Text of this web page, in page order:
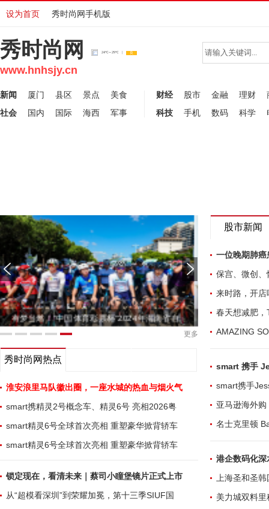
设为首页 秀时尚网手机版
秀时尚网
www.hnhsjy.cn
新闻 厦门 县区 景点
美食
社会
国内 国际 海西 军事
财经 股市 金融 理财
科技
手机 数码 科学
“高管说消保”—中国人寿财险青岛市分 公司 浪你马淮
更多
秀时尚网热点
淮安浪里马队徽出圈，一座水城的热血与烟火气
smart携精灵2号概念车、精灵6号 亮相2026粤
smart精灵6号全球首次亮相 重塑豪华掀背轿车
smart精灵6号全球首次亮相 重塑豪华掀背轿车
锁定现在，看清未来｜蔡司小瞳堡镜片正式上市
从“超模看深圳”到荣耀加冕，第十三季SIUF国
股市新闻
一位晚期肺
保宫、微创
来时路，开店
春天想减肥，
smart 携手
smart携手
亚马逊海外
名士克里顿
港企数码化
上海圣和圣
美力城双料
果枸杞固体饮
市
有梦当燃！“中国体育彩
票杯”2024年海南省自